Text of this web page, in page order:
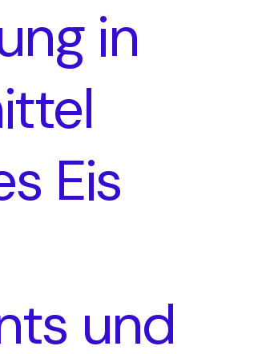
in
Eis
und